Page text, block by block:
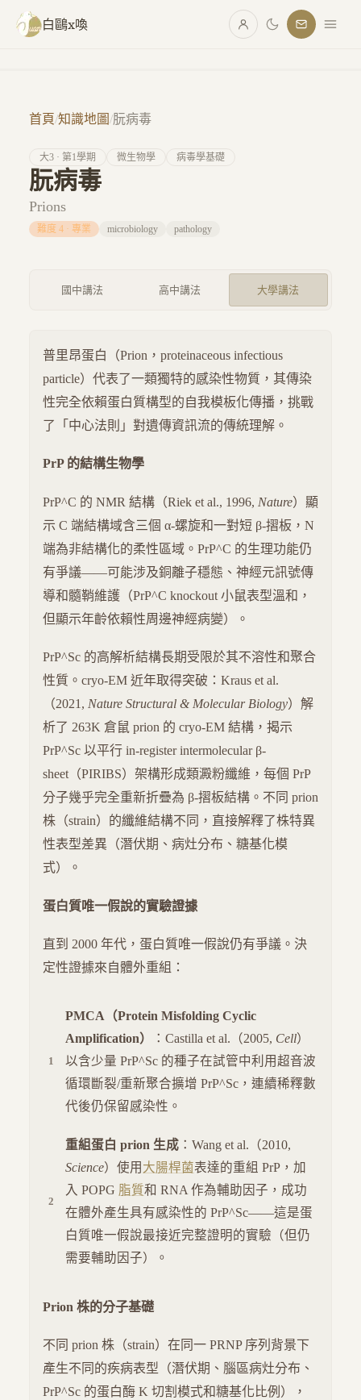
跳至主要內容
白鷗x喚
首頁/知識地圖/朊病毒
大3 · 第1學期 微生物學 病毒學基礎
朊病毒
Prions
難度 4 · 專業 microbiology pathology
國中講法 高中講法 大學講法
普里昂蛋白（Prion，proteinaceous infectious
particle）代表了一類獨特的感染性物質，其傳染
性完全依賴蛋白質構型的自我模板化傳播，挑戰
了「中心法則」對遺傳資訊流的傳統理解。
PrP 的結構生物學
PrP^C 的 NMR 結構（Riek et al., 1996, Nature）顯
示 C 端結構域含三個 α-螺旋和一對短 β-摺板，N
端為非結構化的柔性區域。PrP^C 的生理功能仍
有爭議——可能涉及銅離子穩態、神經元訊號傳
導和髓鞘維護（PrP^C knockout 小鼠表型溫和，
但顯示年齡依賴性周邊神經病變）。
PrP^Sc 的高解析結構長期受限於其不溶性和聚合
性質。cryo-EM 近年取得突破：Kraus et al.
（2021, Nature Structural & Molecular Biology）解
析了 263K 倉鼠 prion 的 cryo-EM 結構，揭示
PrP^Sc 以平行 in-register intermolecular β-
sheet（PIRIBS）架構形成類澱粉纖維，每個 PrP
分子幾乎完全重新折疊為 β-摺板結構。不同 prion
株（strain）的纖維結構不同，直接解釋了株特異
性表型差異（潛伏期、病灶分布、糖基化模
式）。
蛋白質唯一假說的實驗證據
直到 2000 年代，蛋白質唯一假說仍有爭議。決
定性證據來自體外重組：
PMCA（Protein Misfolding Cyclic
Amplification）
：Castilla et al.（2005, Cell）
以含少量 PrP^Sc 的種子在試管中利用超音波
循環斷裂/重新聚合擴增 PrP^Sc，連續稀釋數
代後仍保留感染性。
重組蛋白 prion 生成 ：Wang et al.（2010,
Science）使用 大腸桿菌表達的重組 PrP，加
入 POPG 脂質和 RNA 作為輔助因子，成功
在體外產生具有感染性的 PrP^Sc——這是蛋
白質唯一假說最接近完整證明的實驗（但仍
需要輔助因子）。
Prion 株的分子基礎
不同 prion 株（strain）在同一 PRNP 序列背景下
產生不同的疾病表型（潛伏期、腦區病灶分布、
PrP^Sc 的蛋白酶 K 切割模式和糖基化比例），